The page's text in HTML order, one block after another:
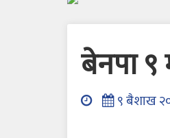
बेनपा ९
९ बैशाख